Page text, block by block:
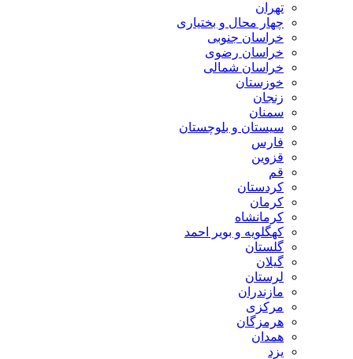
تهران
چهار محال و بختیاری
خراسان جنوبی
خراسان رضوی
خراسان شمالی
خوزستان
زنجان
سمنان
سیستان و بلوچستان
فارس
قزوین
قم
کردستان
کرمان
کرمانشاه
کهگلویه و بویر احمد
گلستان
گیلان
لرستان
مازندران
مرکزی
هرمزگان
همدان
یزد